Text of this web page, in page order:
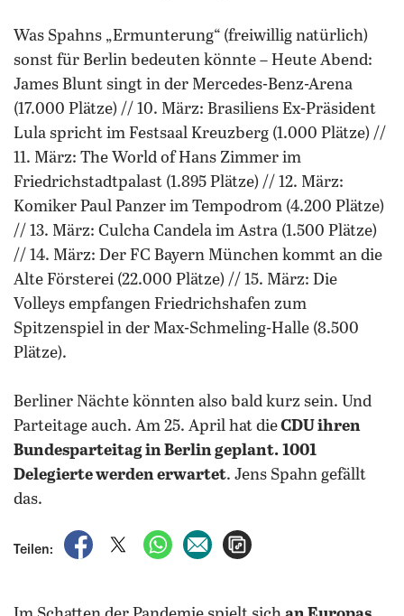
Was Spahns „Ermunterung“ (freiwillig natürlich)
sonst für Berlin bedeuten könnte – Heute Abend:
James Blunt singt in der Mercedes-Benz-Arena
(17.000 Plätze) // 10. März: Brasiliens Ex-Präsident
Lula spricht im Festsaal Kreuzberg (1.000 Plätze) //
11. März: The World of Hans Zimmer im
Friedrichstadtpalast (1.895 Plätze) // 12. März:
Komiker Paul Panzer im Tempodrom (4.200 Plätze)
// 13. März: Culcha Candela im Astra (1.500 Plätze)
// 14. März: Der FC Bayern München kommt an die
Alte Försterei (22.000 Plätze) // 15. März: Die
Volleys empfangen Friedrichshafen zum
Spitzenspiel in der Max-Schmeling-Halle (8.500
Plätze).
Berliner Nächte könnten also bald kurz sein. Und
Parteitage auch. Am 25. April hat dieCDU ihren
Bundesparteitag in Berlin geplant. 1001
Delegierte werden erwartet. Jens Spahn gefällt
das.
Teilen:
auf Facebook teilen
auf X teilenper WhatsApp teilen
per E-Mail teilen